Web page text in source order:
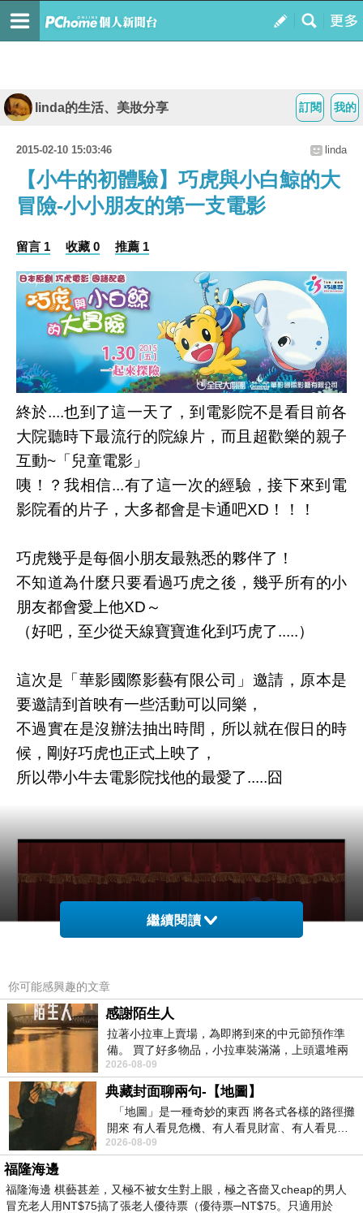
我的
訂閱
linda的生活、美妝分享
2015-02-10 15:03:46 linda
【小牛的初體驗】巧虎與小白鯨的大
冒險-小小朋友的第一支電影
留言 1 收藏 0 推薦 1
終於....也到了這一天了，到電影院不是看目前各
大院聽時下最流行的院線片，而且超歡樂的親子
互動~「兒童電影」
咦！？我相信...有了這一次的經驗，接下來到電
影院看的片子，大多都會是卡通吧XD！！！
巧虎幾乎是每個小朋友最熟悉的夥伴了！
不知道為什麼只要看過巧虎之後，幾乎所有的小
朋友都會愛上他XD～
（好吧，至少從天線寶寶進化到巧虎了.....）
這次是「華影國際影藝有限公司」邀請，原本是
要邀請到首映有一些活動可以同樂，
不過實在是沒辦法抽出時間，所以就在假日的時
候，剛好巧虎也正式上映了，
所以帶小牛去電影院找他的最愛了.....囧
在去看巧虎之前就在網路上，先看了一下巧虎的
預告片，也順便了解一下大概的故事，
針對學齡前的小朋友會比較適合的電影，看片名
就可以了解是巧虎和小白鯨的冒險故事，
好吧～我原本有想像了一下，以為像是小叮噹電
影版的那種冒險故事，
後來才發現，大人想的都太過複雜了XD～～其實
繼續閱讀
你可能感興趣的文章
感謝陌生人
拉著小拉車上賣場，為即將到來的中元節預作準
備。 買了好多物品，小拉車裝滿滿，上頭還堆兩
紙箱。 雖辛苦了點，這點程度我一個人搬
2026-08-09
典藏封面聊兩句-【地圖】
「地圖」是一種奇妙的東西 將各式各樣的路徑攤
開來 有人看見危機、有人看見財富、有人看見…
從中可以發掘出不同的
2026-08-09
福隆海邊
福隆海邊 棋藝甚差，又極不被女生對上眼，極之吝嗇又cheap的男人
冒充老人用NT$75搞了張老人優待票（優待票─NT$75。只適用於